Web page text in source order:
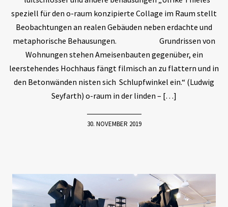
speziell für den o-raum konzipierte Collage im Raum stellt
Beobachtungen an realen Gebäuden neben erdachte und
metaphorische Behausungen. Grundrissen von
Wohnungen stehen Ameisenbauten gegenüber, ein
leerstehendes Hochhaus fängt filmisch an zu flattern und in
den Betonwänden nisten sich Schlupfwinkel ein.“ (Ludwig
Seyfarth) o-raum in der linden – […]
30. NOVEMBER 2019